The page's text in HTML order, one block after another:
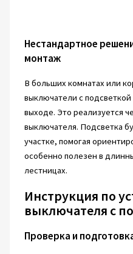
Нестандартное
монтаж
В больших комнатах или
выключатели с
выходе. Это реализуется
выключателя. Подсветка
участке, помогая
особенно полезен в
лестницах.
Инструкция по
выключателя с
Проверка и